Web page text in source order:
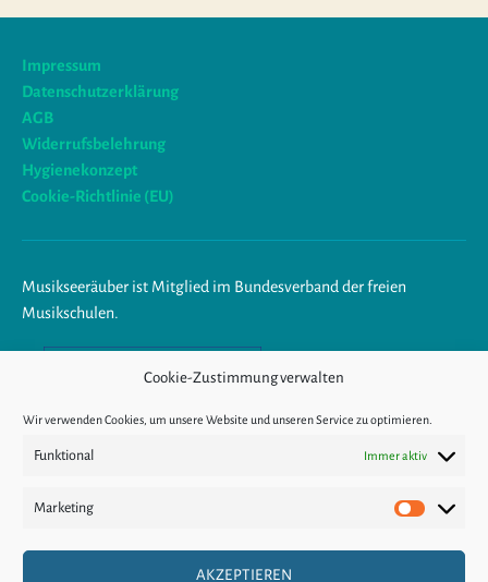
Cookie-Zustimmung verwalten
Wir verwenden Cookies, um unsere Website und unseren Service zu optimieren.
Funktional Immer aktiv
Marketing
AKZEPTIEREN
Impressum
Datenschutzerklärung
AGB
Widerrufsbelehrung
Hygienekonzept
Cookie-Richtlinie (EU)
Musikseeräuber ist Mitglied im Bundesverband der freien
Musikschulen.
Am Ende trägst du Musik im
KÜNDIGUNG